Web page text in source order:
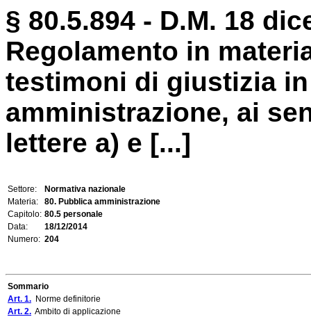
§ 80.5.894 - D.M. 18
Regolamento in
testimoni di giustizia
amministrazione, ai
lettere a) e [...]
Settore:
Normativa nazionale
Materia:
80. Pubblica amministrazione
Capitolo: 80.5 personale
Data:
18/12/2014
Numero: 204
Sommario
Art. 1. Norme definitorie
Art. 2. Ambito di applicazione